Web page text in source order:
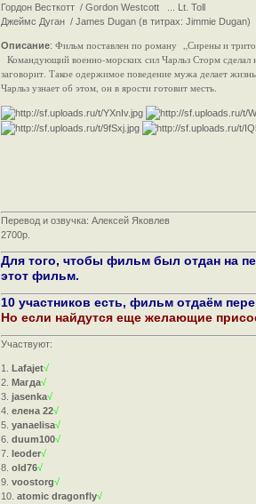
Гордон Весткотт / Gordon Westcott ... Lt. Toll
Джеймс Дуган / James Dugan (в титрах: Jimmie
Описание:Фильм поставлен по роману „Сирены и
Командующий военно-морских сил Чарльз Сторм сделал
заговорит. Такое одержимое поведение мужа делает
Чарльз узнает об этом, он в ярости готовит месть.
Перевод и озвучка: Алексей Яковлев
2700р.
Для того, чтобы фильм был отдан на
этот фильм.
10 участников есть, фильм отдаём
Но если найдутся еще желающие
Участвуют:
1.Lafajet√
2.Магда√
3.jasenka√
4.елена 22√
5.yanaelisa√
6.duum100√
7.leoder√
8.old76√
9.voostorg√
10.atomic dragonfly√